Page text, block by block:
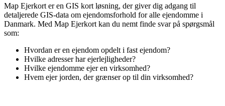
Map Ejerkort er en GIS kort løsning, der giver dig adgang til
detaljerede GIS-data om ejendomsforhold for alle ejendomme i
Danmark. Med Map Ejerkort kan du nemt finde svar på spørgsmål
som:
Hvordan er en ejendom opdelt i fast ejendom?
Hvilke adresser har ejerlejligheder?
Hvilke ejendomme ejer en virksomhed?
Hvem ejer jorden, der grænser op til din virksomhed?